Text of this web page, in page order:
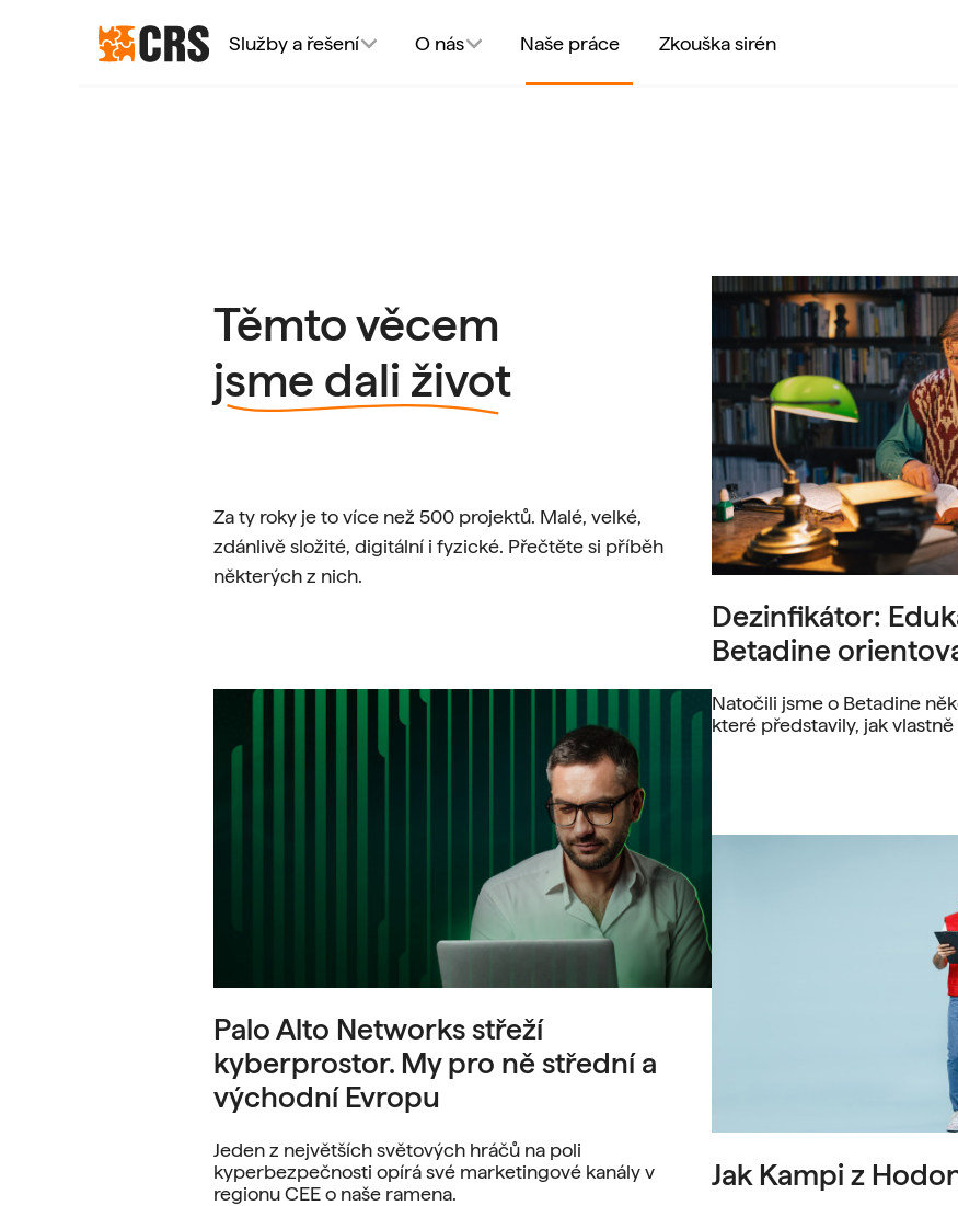
Služby a řešení O nás Naše práce Zkouška sirén
Těmto věcem
jsme dali život
Za ty roky je to více než 500 projektů. Malé, velké,
zdánlivě složité, digitální i fyzické. Přečtěte si příběh
některých z nich.
Palo Alto Networks střeží
kyberprostor. My pro ně střední a
východní Evropu
Jeden z největších světových hráčů na poli
kyperbezpečnosti opírá své marketingové kanály v
regionu CEE o naše ramena.
Dezinfikátor:
Betadine
Natočili jsme o Betadine
které představily, jak
Jak Kampi z